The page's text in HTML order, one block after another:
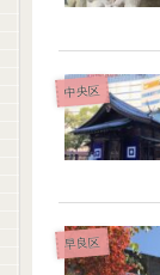
中央区
早良区